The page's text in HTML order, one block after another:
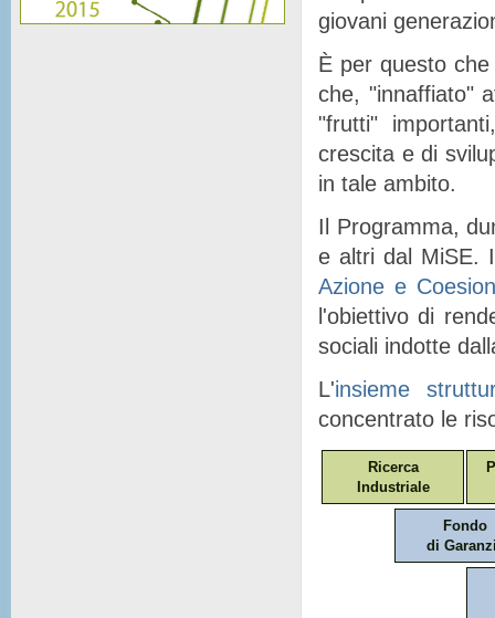
giovani
È per questo
che, "innaffiato"
"frutti"
crescita e di
in tale ambito.
Il Programma,
e altri dal MiSE.
Azione e
l'obiettivo di
sociali indotte
L'insieme
concentrato le
Ricerca
Industriale
Fondo
di